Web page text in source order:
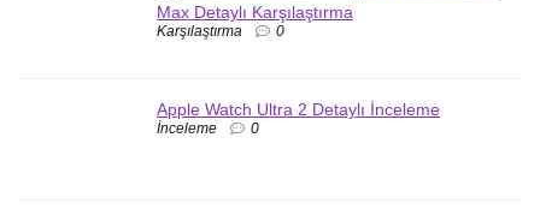
Max Detaylı Karşılaştırma
Karşılaştırma 0
Apple Watch Ultra 2 Detaylı İnceleme
İnceleme 0